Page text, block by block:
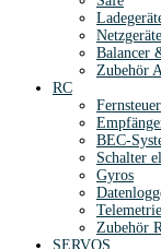
Netzgeräte
Balancer
Zubehör
RC
BEC-
Schalter
Gyros
Telemetrie
Zubehör
SERVOS